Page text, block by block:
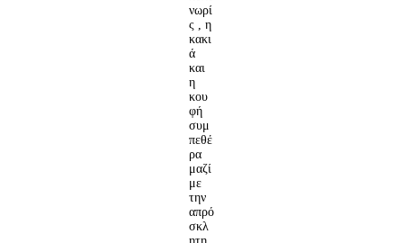
νωρί
ς , η
κακι
ά
και
η
κου
φή
συμ
πεθέ
ρα
μαζί
με
την
απρό
σκλ